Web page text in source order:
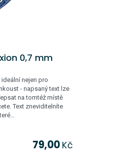
0,7 mm
nejen pro
- napsaný text lze
na tomtéž místě
Text zneviditelníte
79,00 Kč